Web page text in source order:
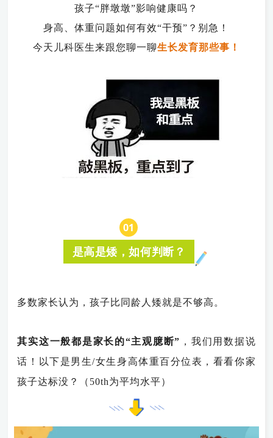
孩子“胖墩墩”影响健康吗？
身高、体重问题如何有效“干预”？别急！
今天儿科医生来跟您聊一聊生长发育那些事！
01
是高是矮，如何判断？
多数家长认为，孩子比同龄人矮就是不够高。
其实这一般都是家长的“主观臆断” ，我们用数据说
话！
以下是男生/女生身高体重百分位表，看看你家
孩子达标没？（50th为平均水平）